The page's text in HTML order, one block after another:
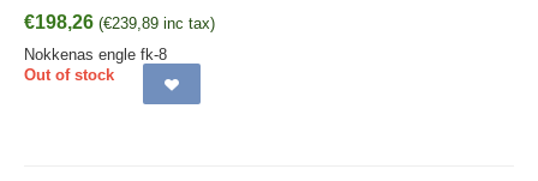
€198,26 (€239,89 inc tax)
Nokkenas engle fk-8
Out of stock